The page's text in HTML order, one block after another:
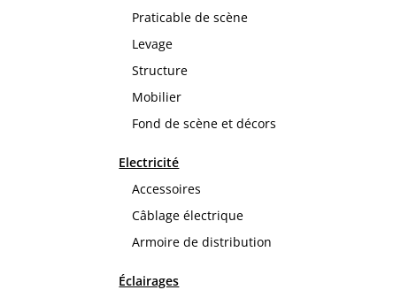
Praticable de scène
Levage
Structure
Mobilier
Fond de scène et décors
Electricité
Accessoires
Câblage électrique
Armoire de distribution
Éclairages